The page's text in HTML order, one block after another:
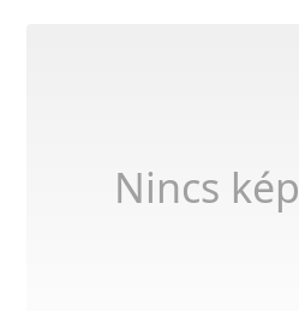
Nincs kép